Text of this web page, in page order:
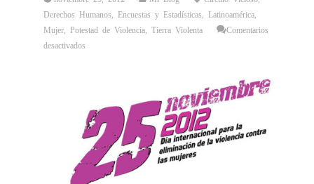
Derechos Humanos
Encuestas y Estadísticas Latinoamérica
Mujer
Potestad de Violencia ,Tierra Violenta
Comentarios
desactivados